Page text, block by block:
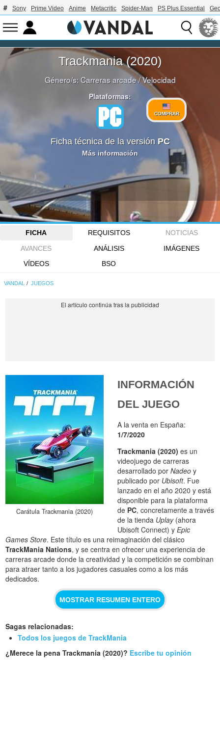
Sony Prime Video Anime Metacritic Spider-Man PS Plus Essential
Trackmania (2020)
Género/s:Carreras arcade/Velocidad
Plataformas:
COMPRAR
Ficha técnica de la versión PC
Más información
FICHA REQUISITOS
NOTICIAS
AVANCES
ANÁLISIS
IMÁGENES
VÍDEOS
BSO
VANDAL JUEGOS
Carátula Trackmania (2020)
INFORMACIÓN
DEL JUEGO
A la venta en España:
1/7/2020
Trackmania (2020) es un
videojuego de carreras
desarrollado porNadeo y
publicado por Ubisoft. Fue
lanzado en el año 2020 y está
disponible para la plataforma
de PC, concretamente a través
de la tienda Uplay(ahora
Ubisoft Connect) yEpic
Games Store. Este título es una reimaginación del clásico
TrackMania Nations, y se centra en ofrecer una experiencia de
carreras arcade donde la creatividad y la competición se combinan
para atraer tanto a los jugadores casuales como a los más
dedicados.
MOSTRAR RESUMEN ENTERO
Sagas relacionadas:
Todos los juegos de TrackMania
¿Merece la pena Trackmania (2020)? Escribe tu opinión